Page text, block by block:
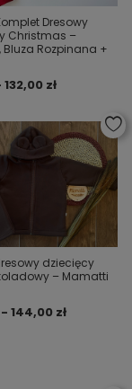
Dresowy
Christmas –
Bluza Rozpinana +
132,00 zł
dziecięcy
– Mamatti
144,00 zł